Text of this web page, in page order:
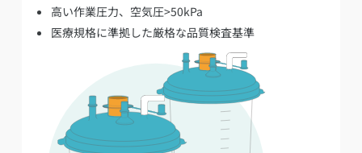
高い作業圧力、空気圧>50kPa
医療規格に準拠した厳格な品質検査基準